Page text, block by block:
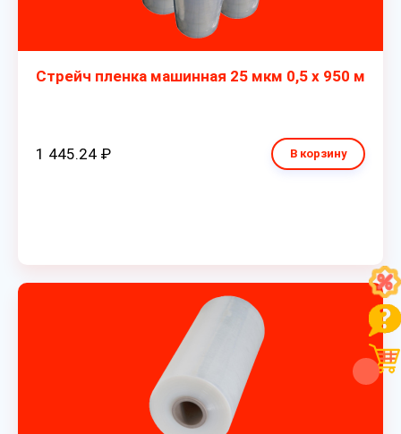
Стрейч пленка машинная 25 мкм 0,5 х 950 м
1 445.24 ₽ В корзину